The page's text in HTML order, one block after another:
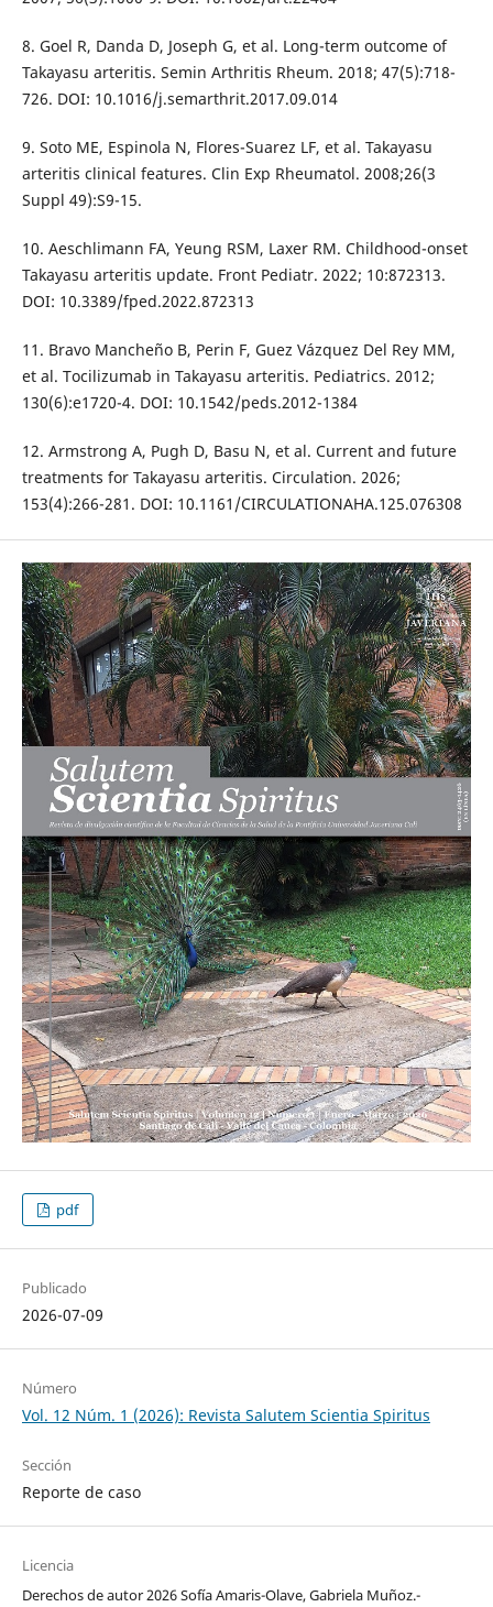
8. Goel R, Danda D, Joseph G, et al. Long-term outcome of
Takayasu arteritis. Semin Arthritis Rheum. 2018; 47(5):718-
726. DOI: 10.1016/j.semarthrit.2017.09.014
9. Soto ME, Espinola N, Flores-Suarez LF, et al. Takayasu
arteritis clinical features. Clin Exp Rheumatol. 2008;26(3
Suppl 49):S9-15.
10. Aeschlimann FA, Yeung RSM, Laxer RM. Childhood-onset
Takayasu arteritis update. Front Pediatr. 2022; 10:872313.
DOI: 10.3389/fped.2022.872313
11. Bravo Mancheño B, Perin F, Guez Vázquez Del Rey MM,
et al. Tocilizumab in Takayasu arteritis. Pediatrics. 2012;
130(6):e1720-4. DOI: 10.1542/peds.2012-1384
12. Armstrong A, Pugh D, Basu N, et al. Current and future
treatments for Takayasu arteritis. Circulation. 2026;
153(4):266-281. DOI: 10.1161/CIRCULATIONAHA.125.076308
pdf
Publicado
2026-07-09
Número
Vol. 12 Núm. 1 (2026): Revista Salutem Scientia Spiritus
Sección
Reporte de caso
Licencia
Derechos de autor 2026 Sofía Amaris-Olave, Gabriela Muñoz.-